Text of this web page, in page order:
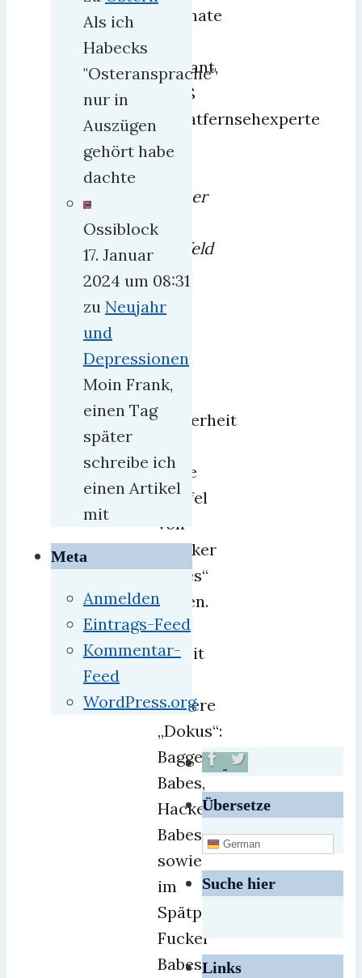
Formate
geplant,
weiß
Privatfernsehexperte
van
Weber
aus
Krefeld
Es
wird
Juni
mit
Sicherheit
erste
Staffel
von
„Bäcker
Babes“
folgen.
In
Arbeit
weitere
„Dokus“:
Bagger
Babes,
Hacker
Babes
sowie
im
Spätprogramm
Fucker
Babes.
Als ich
Habecks
"Osteransprache"
nur in
Auszügen
gehört habe
dachte
Ossiblock
17. Januar
2024 um 08:31
zu Neujahr
und
Depressionen
Moin Frank,
einen Tag
später
schreibe ich
einen Artikel
mit
Meta
Anmelden
Eintrags-Feed
Kommentar-
Feed
WordPress.org
Übersetze
German
Suche hier
Links